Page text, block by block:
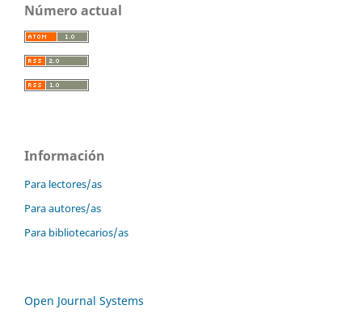
Número actual
Información
Para lectores/as
Para autores/as
Para bibliotecarios/as
Open Journal Systems